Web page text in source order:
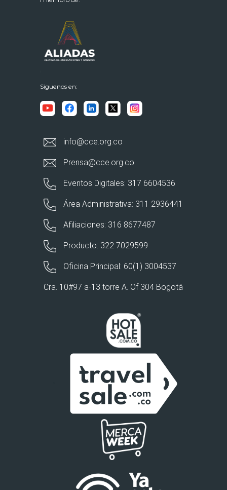
Síguenos en:
info@cce.org.co
Prensa@cce.org.co
Eventos Digitales: 317 6604536
Área Administrativa: 311 2936441
Afiliaciones: 316 8677487
Producto: 322 7029599
Oficina Principal: 60(1) 3004537
Cra. 10#97 a-13 torre A. Of 304 Bogotá